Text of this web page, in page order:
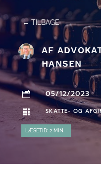
←TILBAGE
AF
HANSEN
 05/12/2023
 SKATTE- OG